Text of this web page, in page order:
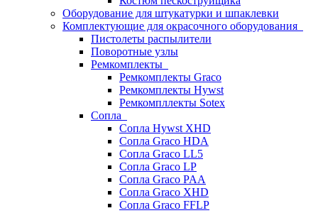
Оборудование для штукатурки и шпаклевки
Комплектующие для окрасочного оборудования
Пистолеты распылители
Поворотные узлы
Ремкомплекты
Ремкомплекты Graco
Ремкомплекты Hywst
Ремкомпллекты Sotex
Сопла
Сопла Hywst XHD
Сопла Graco HDA
Сопла Graco LL5
Сопла Graco LP
Сопла Graco PAA
Сопла Graco XHD
Сопла Graco FFLP